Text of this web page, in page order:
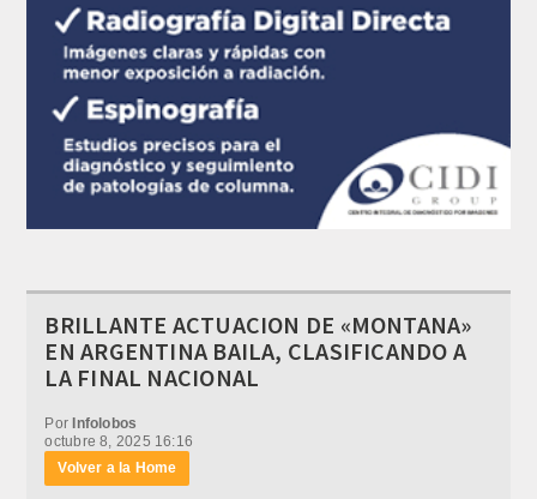
BRILLANTE ACTUACION DE «MONTANA»
EN ARGENTINA BAILA, CLASIFICANDO A
LA FINAL NACIONAL
PorInfolobos
octubre 8, 2025 16:16
Volver a la Home